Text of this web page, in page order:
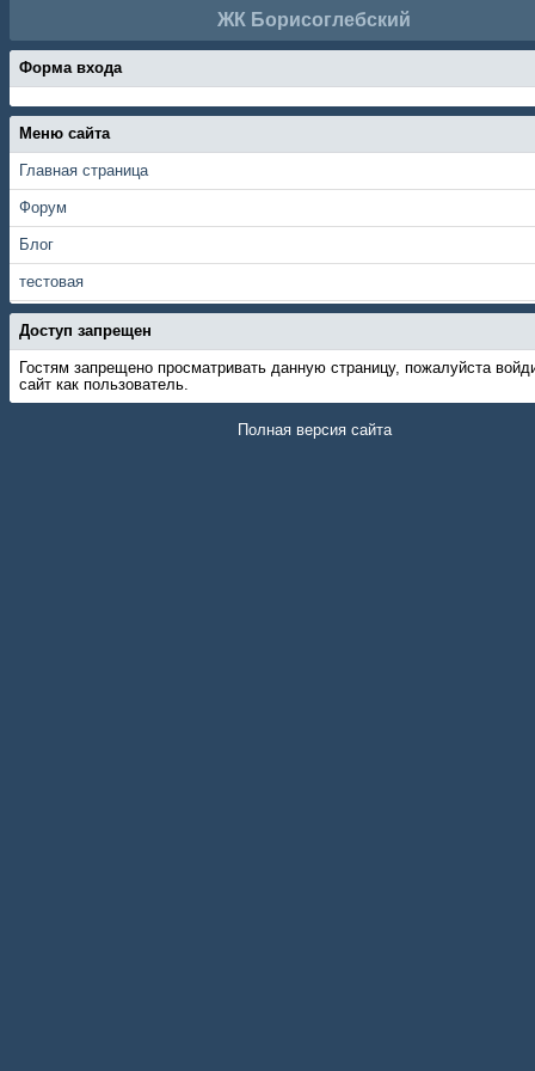
ЖК Борисоглебский
Форма входа
Меню сайта
Главная страница
Форум
Блог
тестовая
Доступ запрещен
Гостям запрещено просматривать данную страницу, пожалуйста
сайт как пользователь.
Полная версия сайта